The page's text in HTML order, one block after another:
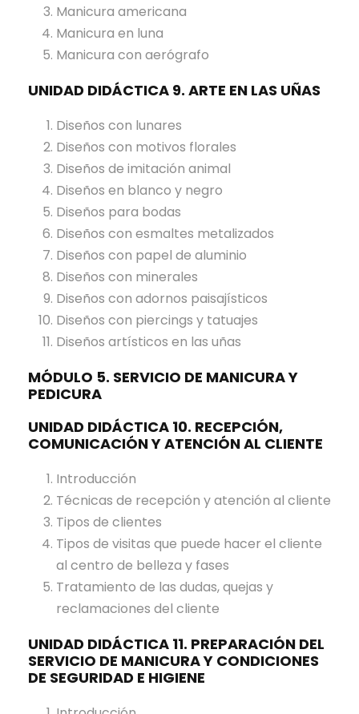
Manicura americana
Manicura en luna
Manicura con aerógrafo
UNIDAD DIDÁCTICA 9. ARTE EN LAS UÑAS
Diseños con lunares
Diseños con motivos florales
Diseños de imitación animal
Diseños en blanco y negro
Diseños para bodas
Diseños con esmaltes metalizados
Diseños con papel de aluminio
Diseños con minerales
Diseños con adornos paisajísticos
Diseños con piercings y tatuajes
Diseños artísticos en las uñas
MÓDULO 5. SERVICIO DE MANICURA Y
PEDICURA
UNIDAD DIDÁCTICA 10. RECEPCIÓN,
COMUNICACIÓN Y ATENCIÓN AL CLIENTE
Introducción
Técnicas de recepción y atención al cliente
Tipos de clientes
Tipos de visitas que puede hacer el cliente
al centro de belleza y fases
Tratamiento de las dudas, quejas y
reclamaciones del cliente
UNIDAD DIDÁCTICA 11. PREPARACIÓN DEL
SERVICIO DE MANICURA Y CONDICIONES
DE SEGURIDAD E HIGIENE